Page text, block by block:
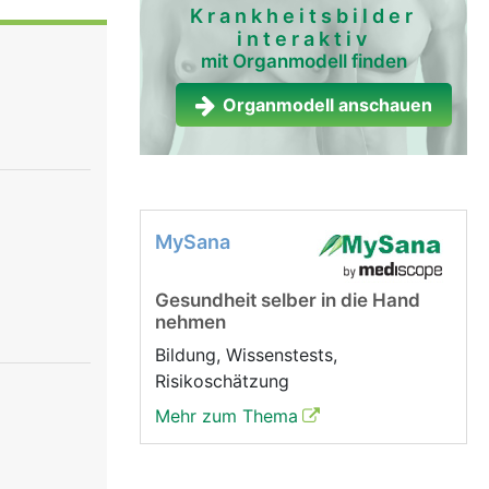
zur
Urin.
Krankheitsbilder
interaktiv
mit Organmodell finden
Organmodell anschauen
MySana
Gesundheit selber in die Hand
nehmen
Bildung, Wissenstests,
Risikoschätzung
Mehr zum Thema